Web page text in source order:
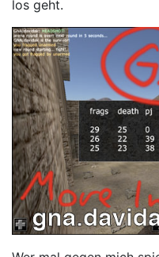
los geht.